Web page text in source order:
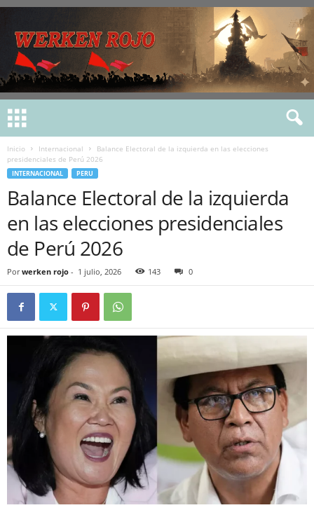
Inicio Internacional
Balance Electoral de la izquierda en las elecciones
presidenciales de Perú 2026
INTERNACIONAL PERU
Balance Electoral de la izquierda
en las elecciones presidenciales
de Perú 2026
Por werken rojo - 1 julio, 2026 143 0